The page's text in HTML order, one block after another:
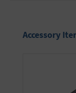
Produktgalerie
Accessory